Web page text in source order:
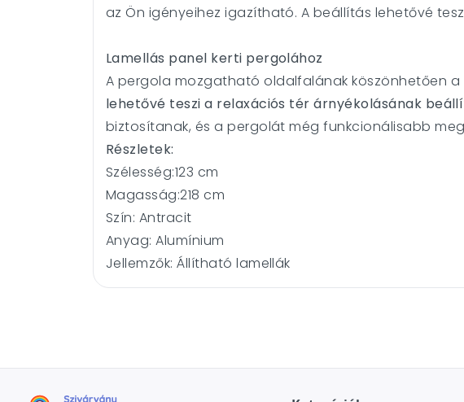
az Ön igényeihez igazítható. A beállítás lehetővé
Lamellás panel kerti pergolához
A pergola mozgatható oldalfalának köszönhetően
lehetővé teszi a relaxációs tér árnyékolásának
biztosítanak, és a pergolát még funkcionálisabb
Részletek:
Szélesség:123 cm
Magasság:218 cm
Szín: Antracit
Anyag:Alumínium
Jellemzők: Állítható lamellák